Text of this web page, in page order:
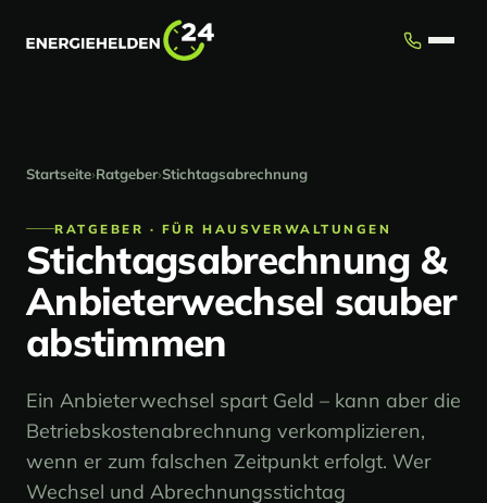
Startseite›Ratgeber›Stichtagsabrechnung
RATGEBER · FÜR HAUSVERWALTUNGEN
Stichtagsabrechnung &
Anbieterwechsel sauber
abstimmen
Ein Anbieterwechsel spart Geld – kann aber die
Betriebskostenabrechnung verkomplizieren,
wenn er zum falschen Zeitpunkt erfolgt. Wer
Wechsel und Abrechnungsstichtag